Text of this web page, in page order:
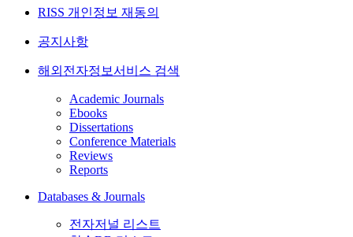
RISS 개인정보 재동의
공지사항
해외전자정보서비스 검색
Academic Journals
Ebooks
Dissertations
Conference Materials
Reviews
Reports
Databases & Journals
전자저널 리스트